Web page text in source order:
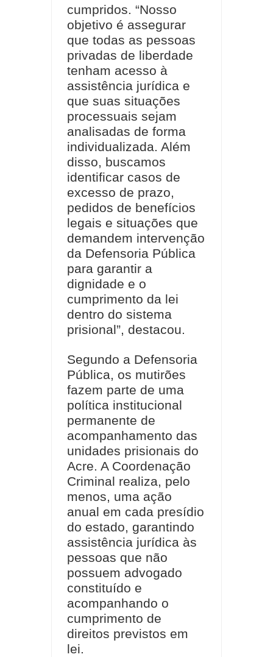
cumpridos. “Nosso
objetivo é assegurar
que todas as pessoas
privadas de liberdade
tenham acesso à
assistência jurídica e
que suas situações
processuais sejam
analisadas de forma
individualizada. Além
disso, buscamos
identificar casos de
excesso de prazo,
pedidos de benefícios
legais e situações que
demandem intervenção
da Defensoria Pública
para garantir a
dignidade e o
cumprimento da lei
dentro do sistema
prisional”, destacou.
Segundo a Defensoria
Pública, os mutirões
fazem parte de uma
política institucional
permanente de
acompanhamento das
unidades prisionais do
Acre. A Coordenação
Criminal realiza, pelo
menos, uma ação
anual em cada presídio
do estado, garantindo
assistência jurídica às
pessoas que não
possuem advogado
constituído e
acompanhando o
cumprimento de
direitos previstos em
lei.